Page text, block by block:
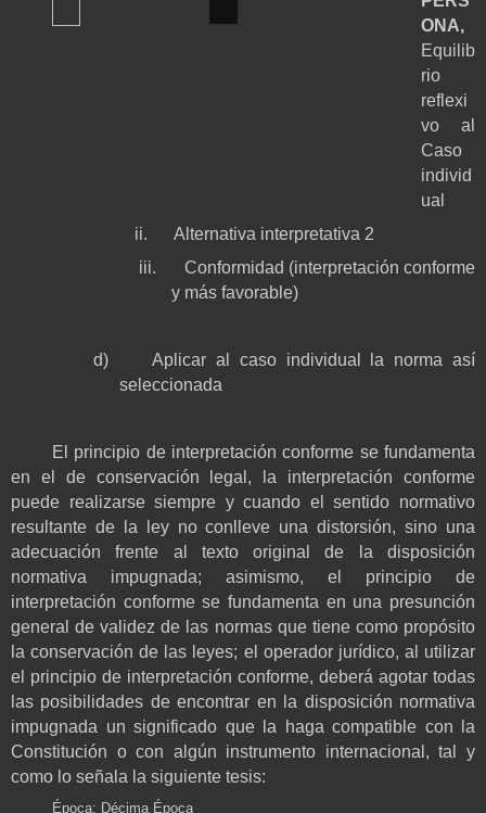
ONA,
Equilib
rio
reflexi
vo al
Caso
individ
ual
ii.
Alternativa interpretativa 2
iii.
Conformidad (interpretación conforme
y más favorable)
d)
Aplicar al caso individual la norma así
seleccionada
El principio de interpretación conforme se fundamenta
en el de conservación legal, la interpretación conforme
puede realizarse siempre y cuando el sentido normativo
resultante de la ley no conlleve una distorsión, sino una
adecuación frente al texto original de la disposición
normativa impugnada; asimismo, el principio de
interpretación conforme se fundamenta en una presunción
general de validez de las normas que tiene como propósito
la conservación de las leyes; el operador jurídico, al utilizar
el principio de interpretación conforme, deberá agotar todas
las posibilidades de encontrar en la disposición normativa
impugnada un significado que la haga compatible con la
Constitución o con algún instrumento internacional, tal y
como lo señala la siguiente tesis:
Época: Décima Época